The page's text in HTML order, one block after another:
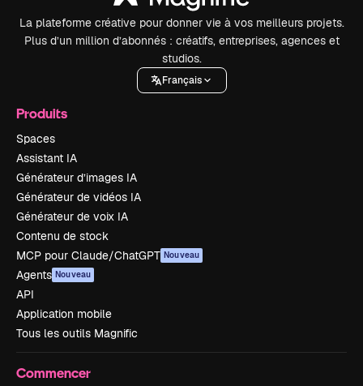
La plateforme créative pour donner vie à vos meilleurs projets.
Plus d’un million d’abonnés : créatifs, entreprises, agences et
studios.
Français
Produits
Spaces
Assistant IA
Générateur d’images IA
Générateur de vidéos IA
Générateur de voix IA
Contenu de stock
MCP pour Claude/ChatGPT Nouveau
Agents Nouveau
API
Application mobile
Tous les outils Magnific
Commencer